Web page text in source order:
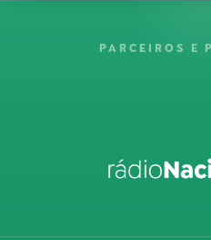
PARCEIROS E